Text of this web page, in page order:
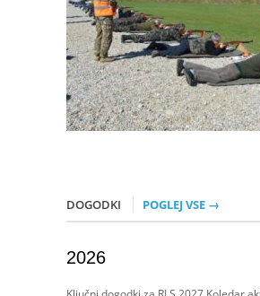
DOGODKI POGLEJ VSE →
2026